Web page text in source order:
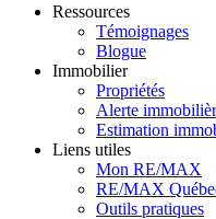
Ressources
Témoignages
Blogue
Immobilier
Propriétés
Alerte
Estimation
Liens utiles
Mon RE/MAX
RE/MAX
Outils pratiques